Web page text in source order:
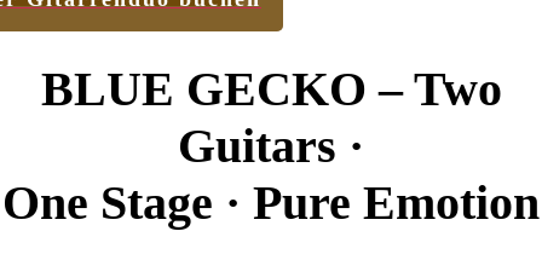
BLUE GECKO – Two
Guitars ·
One Stage · Pure Emotion